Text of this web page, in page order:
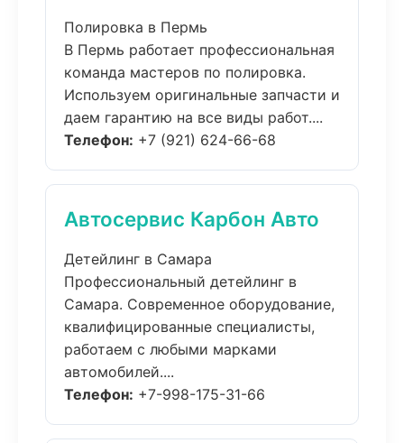
Полировка в Пермь
В Пермь работает профессиональная
команда мастеров по полировка.
Используем оригинальные запчасти и
даем гарантию на все виды работ....
Телефон: +7 (921) 624-66-68
Автосервис Карбон Авто
Детейлинг в Самара
Профессиональный детейлинг в
Самара. Современное оборудование,
квалифицированные специалисты,
работаем с любыми марками
автомобилей....
Телефон: +7-998-175-31-66